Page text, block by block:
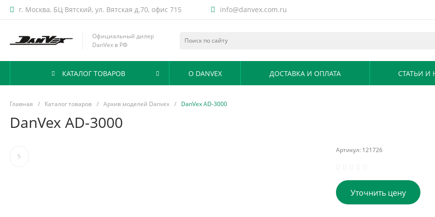
г. Москва, БЦ Вятский, ул. Вятская д.70, офис 715 info@danvex.com.ru
Официальный дилер
DanVex в РФ
КАТАЛОГ ТОВАРОВ О DANVEX ДОСТАВКА И ОПЛАТА СТАТЬИ И
Главная / Каталог товаров / Архив моделей Danvex / DanVex AD-3000
DanVex AD-3000
Артикул: 121726
Уточнить цену